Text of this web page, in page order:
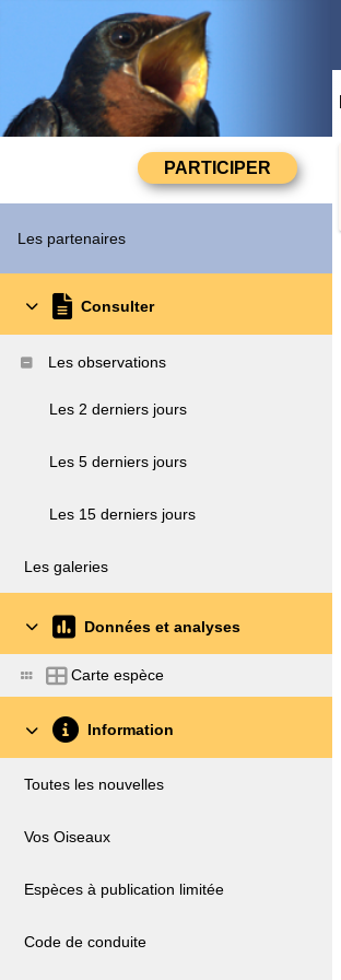
Les partenaires
Consulter
Les observations
Les 2 derniers jours
Les 5 derniers jours
Les 15 derniers jours
Les galeries
Données et analyses
Carte espèce
Information
Toutes les nouvelles
Vos Oiseaux
Espèces à publication limitée
Code de conduite